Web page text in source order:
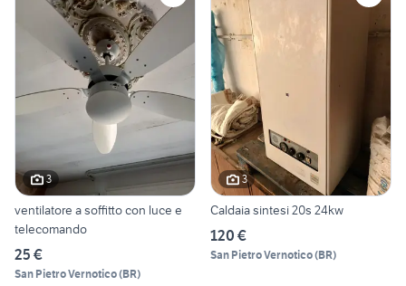
3
ventilatore a soffitto con luce e
telecomando
25 €
San Pietro Vernotico(BR)
3
Caldaia sintesi 20s 24kw
120 €
San Pietro Vernotico(BR)